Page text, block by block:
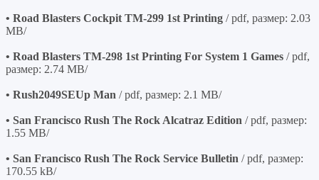
• Road Blasters Cockpit TM-299 1st Printing / pdf, размер: 2.03
MB/
• Road Blasters TM-298 1st Printing For System 1 Games / pdf,
размер: 2.74 MB/
• Rush2049SEUp Man / pdf, размер: 2.1 MB/
• San Francisco Rush The Rock Alcatraz Edition / pdf, размер:
1.55 MB/
• San Francisco Rush The Rock Service Bulletin / pdf, размер:
170.55 kB/